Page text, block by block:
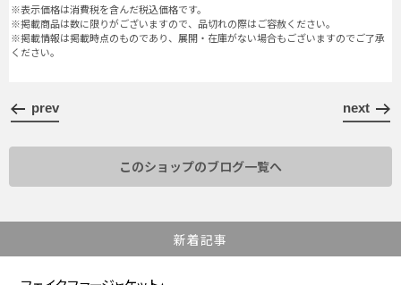
※表示価格は消費税を含んだ税込価格です。
※掲載商品は数に限りがございますので、品切れの際はご容赦ください。
※掲載情報は掲載時点のものであり、展開・在庫がない場合もございますのでご了承
ください。
prev next
このショップのブログ一覧へ
新着記事